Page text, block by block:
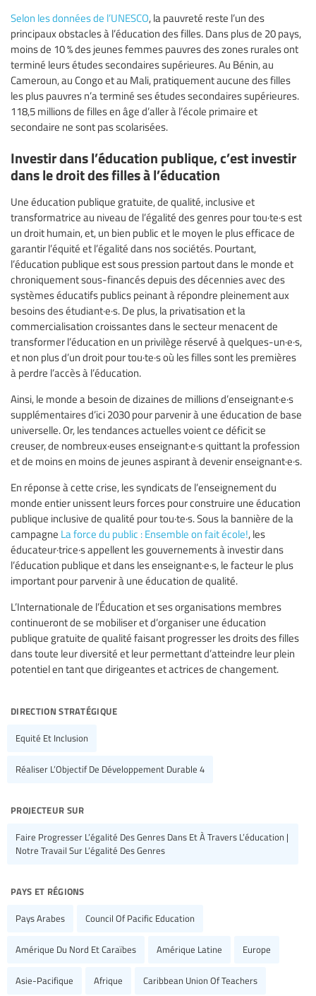
Selon les données de l’UNESCO, la pauvreté reste l’un des
principaux obstacles à l’éducation des filles. Dans plus de 20 pays,
moins de 10 % des jeunes femmes pauvres des zones rurales ont
terminé leurs études secondaires supérieures. Au Bénin, au
Cameroun, au Congo et au Mali, pratiquement aucune des filles
les plus pauvres n’a terminé ses études secondaires supérieures.
118,5 millions de filles en âge d’aller à l’école primaire et
secondaire ne sont pas scolarisées.
Investir dans l’éducation publique, c’est investir
dans le droit des filles à l’éducation
Une éducation publique gratuite, de qualité, inclusive et
transformatrice au niveau de l’égalité des genres pour tou·te·s est
un droit humain, et, un bien public et le moyen le plus efficace de
garantir l’équité et l’égalité dans nos sociétés. Pourtant,
l’éducation publique est sous pression partout dans le monde et
chroniquement sous-financés depuis des décennies avec des
systèmes éducatifs publics peinant à répondre pleinement aux
besoins des étudiant·e·s. De plus, la privatisation et la
commercialisation croissantes dans le secteur menacent de
transformer l’éducation en un privilège réservé à quelques-un·e·s,
et non plus d’un droit pour tou·te·s où les filles sont les premières
à perdre l’accès à l’éducation.
Ainsi, le monde a besoin de dizaines de millions d’enseignant·e·s
supplémentaires d’ici 2030 pour parvenir à une éducation de base
universelle. Or, les tendances actuelles voient ce déficit se
creuser, de nombreux·euses enseignant·e·s quittant la profession
et de moins en moins de jeunes aspirant à devenir enseignant·e·s.
En réponse à cette crise, les syndicats de l’enseignement du
monde entier unissent leurs forces pour construire une éducation
publique inclusive de qualité pour tou·te·s. Sous la bannière de la
campagne La force du public : Ensemble on fait école!, les
éducateur·trice·s appellent les gouvernements à investir dans
l’éducation publique et dans les enseignant·e·s, le facteur le plus
important pour parvenir à une éducation de qualité.
L’Internationale de l’Éducation et ses organisations membres
continueront de se mobiliser et d’organiser une éducation
publique gratuite de qualité faisant progresser les droits des filles
dans toute leur diversité et leur permettant d’atteindre leur plein
potentiel en tant que dirigeantes et actrices de changement.
direction stratégique
Equité Et Inclusion
Réaliser L’Objectif De Développement Durable 4
projecteur sur
Faire Progresser L’égalité Des Genres Dans Et À Travers L’éducation |
Notre Travail Sur L’égalité Des Genres
pays et régions
Pays Arabes Council Of Pacific Education
Amérique Du Nord Et Caraïbes Amérique Latine Europe
Asie-Pacifique Afrique Caribbean Union Of Teachers